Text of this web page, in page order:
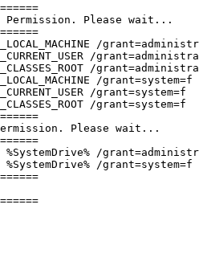
Permission. Please wait...
/
/
/
/grant=system=f
/grant=system=f
/grant=system=f
Please wait...
/
/grant=system=f